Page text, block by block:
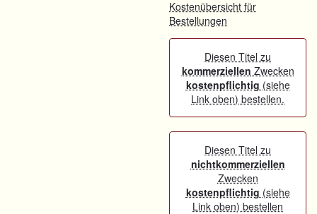
Kostenübersicht für
Bestellungen
Diesen Titel zu
kommerziellen Zwecken
kostenpflichtig (siehe
Link oben) bestellen.
Diesen Titel zu
nichtkommerziellen
Zwecken
kostenpflichtig (siehe
Link oben) bestellen